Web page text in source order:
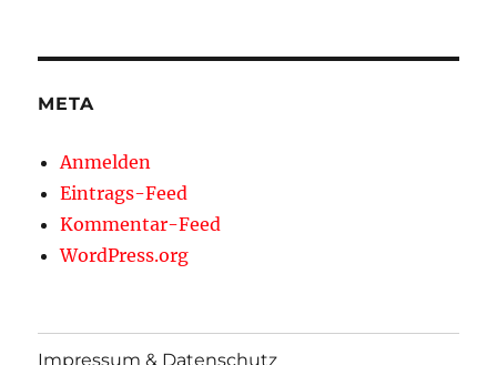
META
Anmelden
Eintrags-Feed
Kommentar-Feed
WordPress.org
Impressum & Datenschutz